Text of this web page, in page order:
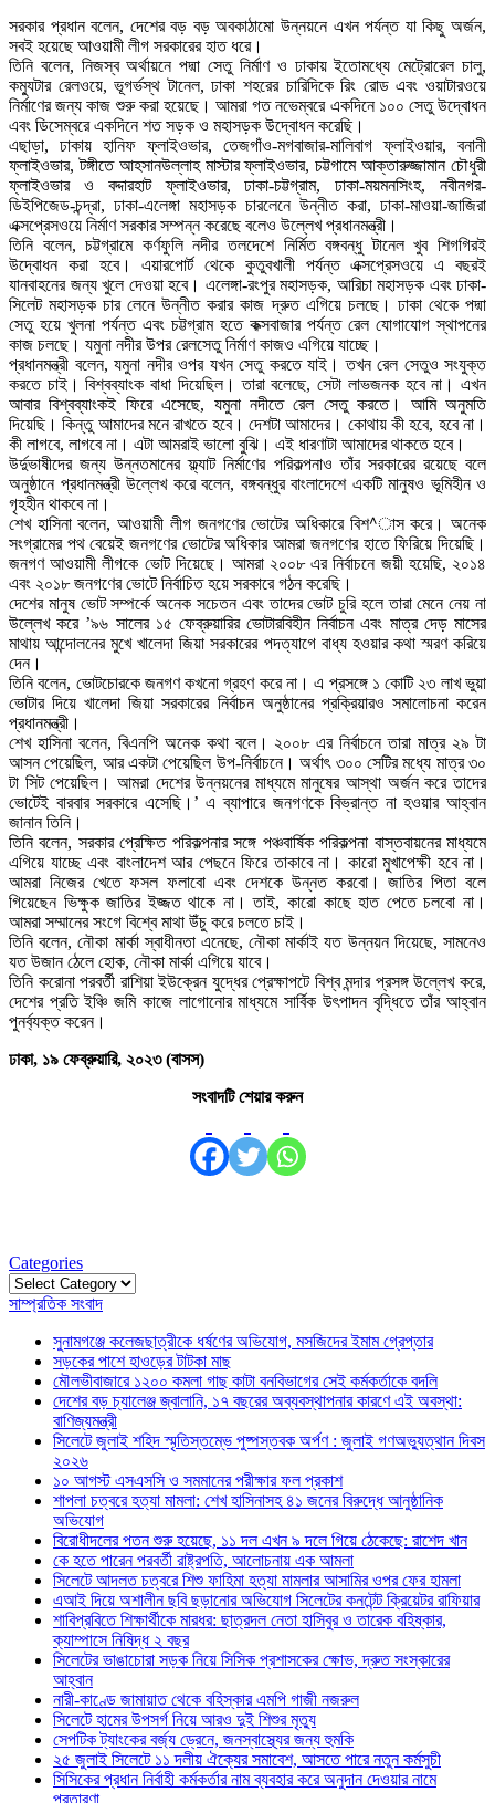
সরকার প্রধান বলেন, দেশের বড় বড় অবকাঠামো উন্নয়নে এখন পর্যন্ত যা কিছু অর্জন,
সবই হয়েছে আওয়ামী লীগ সরকারের হাত ধরে।
তিনি বলেন, নিজস্ব অর্থায়নে পদ্মা সেতু নির্মাণ ও ঢাকায় ইতোমধ্যে মেট্রোরেল চালু,
কম্যুটার রেলওয়ে, ভূগর্ভস্থ টানেল, ঢাকা শহরের চারিদিকে রিং রোড এবং ওয়াটারওয়ে
নির্মাণের জন্য কাজ শুরু করা হয়েছে। আমরা গত নভেম্বরে একদিনে ১০০ সেতু উদ্বোধন
এবং ডিসেম্বরে একদিনে শত সড়ক ও মহাসড়ক উদ্বোধন করেছি।
এছাড়া, ঢাকায় হানিফ ফ্লাইওভার, তেজগাঁও-মগবাজার-মালিবাগ ফ্লাইওয়ার, বনানী
ফ্লাইওভার, টঙ্গীতে আহসানউল্লাহ মাস্টার ফ্লাইওভার, চট্টগামে আক্তারুজ্জামান চৌধুরী
ফ্লাইওভার ও বদ্দারহাট ফ্লাইওভার, ঢাকা-চট্টগ্রাম, ঢাকা-ময়মনসিংহ, নবীনগর-
ডিইপিজেড-চন্দ্রা, ঢাকা-এলেঙ্গা মহাসড়ক চারলেনে উন্নীত করা, ঢাকা-মাওয়া-জাজিরা
এক্সপ্রেসওয়ে নির্মাণ সরকার সম্পন্ন করেছে বলেও উল্লেখ প্রধানমন্ত্রী।
তিনি বলেন, চট্টগ্রামে কর্ণফুলি নদীর তলদেশে নির্মিত বঙ্গবন্ধু টানেল খুব শিগগিরই
উদ্বোধন করা হবে। এয়ারপোর্ট থেকে কুতুবখালী পর্যন্ত এক্সপ্রেসওয়ে এ বছরই
যানবাহনের জন্য খুলে দেওয়া হবে। এলেঙ্গা-রংপুর মহাসড়ক, আরিচা মহাসড়ক এবং ঢাকা-
সিলেট মহাসড়ক চার লেনে উন্নীত করার কাজ দ্রুত এগিয়ে চলছে। ঢাকা থেকে পদ্মা
সেতু হয়ে খুলনা পর্যন্ত এবং চট্টগ্রাম হতে কক্সবাজার পর্যন্ত রেল যোগাযোগ স্থাপনের
কাজ চলছে। যমুনা নদীর উপর রেলসেতু নির্মাণ কাজও এগিয়ে যাচ্ছে।
প্রধানমন্ত্রী বলেন, যমুনা নদীর ওপর যখন সেতু করতে যাই। তখন রেল সেতুও সংযুক্ত
করতে চাই। বিশ্বব্যাংক বাধা দিয়েছিল। তারা বলেছে, সেটা লাভজনক হবে না। এখন
আবার বিশ্বব্যাংকই ফিরে এসেছে, যমুনা নদীতে রেল সেতু করতে। আমি অনুমতি
দিয়েছি। কিন্তু আমাদের মনে রাখতে হবে। দেশটা আমাদের। কোথায় কী হবে, হবে না।
কী লাগবে, লাগবে না। এটা আমরাই ভালো বুঝি। এই ধারণাটা আমাদের থাকতে হবে।
উর্দুভাষীদের জন্য উন্নতমানের ফ্ল্যাট নির্মাণের পরিকল্পনাও তাঁর সরকারের রয়েছে বলে
অনুষ্ঠানে প্রধানমন্ত্রী উল্লেখ করে বলেন, বঙ্গবন্ধুর বাংলাদেশে একটি মানুষও ভূমিহীন ও
গৃহহীন থাকবে না।
শেখ হাসিনা বলেন, আওয়ামী লীগ জনগণের ভোটের অধিকারে বিশ^াস করে। অনেক
সংগ্রামের পথ বেয়েই জনগণের ভোটের অধিকার আমরা জনগণের হাতে ফিরিয়ে দিয়েছি।
জনগণ আওয়ামী লীগকে ভোট দিয়েছে। আমরা ২০০৮ এর নির্বাচনে জয়ী হয়েছি, ২০১৪
এবং ২০১৮ জনগণের ভোটে নির্বাচিত হয়ে সরকারে গঠন করেছি।
দেশের মানুষ ভোট সম্পর্কে অনেক সচেতন এবং তাদের ভোট চুরি হলে তারা মেনে নেয় না
উল্লেখ করে ’৯৬ সালের ১৫ ফেব্রুয়ারির ভোটারবিহীন নির্বাচন এবং মাত্র দেড় মাসের
মাথায় আন্দোলনের মুখে খালেদা জিয়া সরকারের পদত্যাগে বাধ্য হওয়ার কথা স্মরণ করিয়ে
দেন।
তিনি বলেন, ভোটচোরকে জনগণ কখনো গ্রহণ করে না। এ প্রসঙ্গে ১ কোটি ২৩ লাখ ভুয়া
ভোটার দিয়ে খালেদা জিয়া সরকারের নির্বাচন অনুষ্ঠানের প্রক্রিয়ারও সমালোচনা করেন
প্রধানমন্ত্রী।
শেখ হাসিনা বলেন, বিএনপি অনেক কথা বলে। ২০০৮ এর নির্বাচনে তারা মাত্র ২৯ টা
আসন পেয়েছিল, আর একটা পেয়েছিল উপ-নির্বাচনে। অর্থাৎ ৩০০ সেটির মধ্যে মাত্র ৩০
টা সিট পেয়েছিল। আমরা দেশের উন্নয়নের মাধ্যমে মানুষের আস্থা অর্জন করে তাদের
ভোটেই বারবার সরকারে এসেছি।’ এ ব্যাপারে জনগণকে বিভ্রান্ত না হওয়ার আহ্বান
জানান তিনি।
তিনি বলেন, সরকার প্রেক্ষিত পরিকল্পনার সঙ্গে পঞ্চবার্ষিক পরিকল্পনা বাস্তবায়নের মাধ্যমে
এগিয়ে যাচ্ছে এবং বাংলাদেশ আর পেছনে ফিরে তাকাবে না। কারো মুখাপেক্ষী হবে না।
আমরা নিজের খেতে ফসল ফলাবো এবং দেশকে উন্নত করবো। জাতির পিতা বলে
গিয়েছেন ভিক্ষুক জাতির ইজ্জত থাকে না। তাই, কারো কাছে হাত পেতে চলবো না।
আমরা সম্মানের সংগে বিশ্বে মাথা উঁচু করে চলতে চাই।
তিনি বলেন, নৌকা মার্কা স্বাধীনতা এনেছে, নৌকা মার্কাই যত উন্নয়ন দিয়েছে, সামনেও
যত উজান ঠেলে হোক, নৌকা মার্কা এগিয়ে যাবে।
তিনি করোনা পরবর্তী রাশিয়া ইউক্রেন যুদ্ধের প্রেক্ষাপটে বিশ্ব মন্দার প্রসঙ্গ উল্লেখ করে,
দেশের প্রতি ইঞ্চি জমি কাজে লাগোনোর মাধ্যমে সার্বিক উৎপাদন বৃদ্ধিতে তাঁর আহ্বান
পুনর্ব্যক্ত করেন।
ঢাকা, ১৯ ফেব্রুয়ারি, ২০২৩ (বাসস)
সংবাদটি শেয়ার করুন
Categories
Categories
সাম্প্রতিক সংবাদ
সুনামগঞ্জে কলেজছাত্রীকে ধর্ষণের অভিযোগ, মসজিদের ইমাম গ্রেপ্তার
সড়কের পাশে হাওড়ের টাটকা মাছ
মৌলভীবাজারে ১২০০ কমলা গাছ কাটা বনবিভাগের সেই কর্মকর্তাকে বদলি
দেশের বড় চ্যালেঞ্জ জ্বালানি, ১৭ বছরের অব্যবস্থাপনার কারণে এই অবস্থা:
বাণিজ্যমন্ত্রী
সিলেটে জুলাই শহিদ স্মৃতিস্তম্ভে পুষ্পস্তবক অর্পণ : জুলাই গণঅভ্যুত্থান দিবস
২০২৬
১০ আগস্ট এসএসসি ও সমমানের পরীক্ষার ফল প্রকাশ
শাপলা চত্বরে হত্যা মামলা: শেখ হাসিনাসহ ৪১ জনের বিরুদ্ধে আনুষ্ঠানিক
অভিযোগ
বিরোধীদলের পতন শুরু হয়েছে, ১১ দল এখন ৯ দলে গিয়ে ঠেকেছে: রাশেদ খান
কে হতে পারেন পরবর্তী রাষ্ট্রপতি, আলোচনায় এক আমলা
সিলেটে আদলত চত্বরে শিশু ফাহিমা হত্যা মামলার আসামির ওপর ফের হামলা
এআই দিয়ে অশালীন ছবি ছড়ানোর অভিযোগ সিলেটের কনটেন্ট ক্রিয়েটর রাফিয়ার
শাবিপ্রবিতে শিক্ষার্থীকে মারধর: ছাত্রদল নেতা হাসিবুর ও তারেক বহিষ্কার,
ক্যাম্পাসে নিষিদ্ধ ২ বছর
সিলেটের ভাঙাচোরা সড়ক নিয়ে সিসিক প্রশাসকের ক্ষোভ, দ্রুত সংস্কারের
আহ্বান
নারী-কাণ্ডে জামায়াত থেকে বহিস্কার এমপি গাজী নজরুল
সিলেটে হামের উপসর্গ নিয়ে আরও দুই শিশুর মৃত্যু
সেপটিক ট্যাংকের বর্জ্য ড্রেনে, জনস্বাস্থ্যের জন্য হুমকি
২৫ জুলাই সিলেটে ১১ দলীয় ঐক্যের সমাবেশ, আসতে পারে নতুন কর্মসুচী
সিসিকের প্রধান নির্বাহী কর্মকর্তার নাম ব্যবহার করে অনুদান দেওয়ার নামে